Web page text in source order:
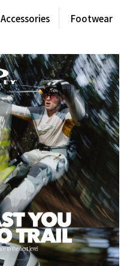
Accessories Footwear